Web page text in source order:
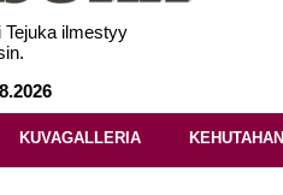
Tejuka ilmestyy
KUVAGALLERIA